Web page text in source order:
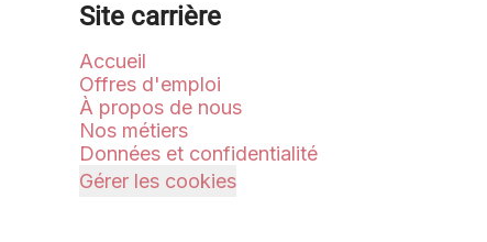
Site carrière
Accueil
Offres d'emploi
À propos de nous
Nos métiers
Données et confidentialité
Gérer les cookies